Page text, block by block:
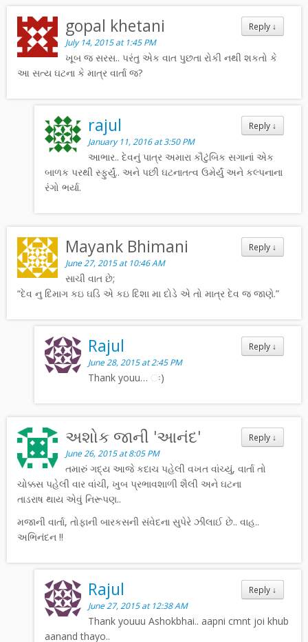
Reply ↓
gopal khetani
July 14, 2015 at 1:45 PM
ખૂબ જ સરસ.. પરંતુ એક વાત પુછતા રોકી નથી શકતો કે
આ સત્ય ઘટના કે માત્ર વાર્તા જ?
Reply ↓
rajul
January 11, 2016 at 3:50 PM
આભાર.. દેવનું પાત્ર અમારા કૌટુંબિક સગાનાં એક
બાળક પરથી સ્ફુર્યું.. અને પછી ઘટનાતત્વ ઉમેર્યું અને કલ્પનાના
રંગો ભર્યા.
Reply ↓
Mayank Bhimani
June 27, 2015 at 10:46 AM
સાચી વાત છે;
“દેવ નુ દિમાગ કઇ ઘડિ એ કઇ દિશા મા દોડે એ તો માત્ર દેવ જ જાણે.”
Reply ↓
Rajul
June 28, 2015 at 2:45 PM
Thank youu… ઃ)
Reply ↓
અશોક જાની 'આનંદ'
June 26, 2015 at 8:05 PM
તમારું ગદ્ય આજે કદાચ પહેલી વખત વાંચ્યું, વાર્તા તો
ચોક્કસ પહેલી વાર વાંચી, ખુબ પ્રભાવશાળી શૈલી અને ઘટના
તાડરાષ થાય એવું નિરૂપણ..
મજાની વાર્તા, તોફાની બારકસની સંવેદના સુપેરે ઝીલાઈ છે.. વાહ..
અભિનંદન !!
Reply ↓
Rajul
June 27, 2015 at 12:38 AM
Thank youuu Ashokbhai.. aapni cmnt joi khub
aanand thayo..